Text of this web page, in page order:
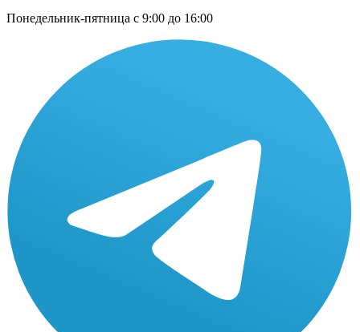
Понедельник-пятница с 9:00 до 16:00